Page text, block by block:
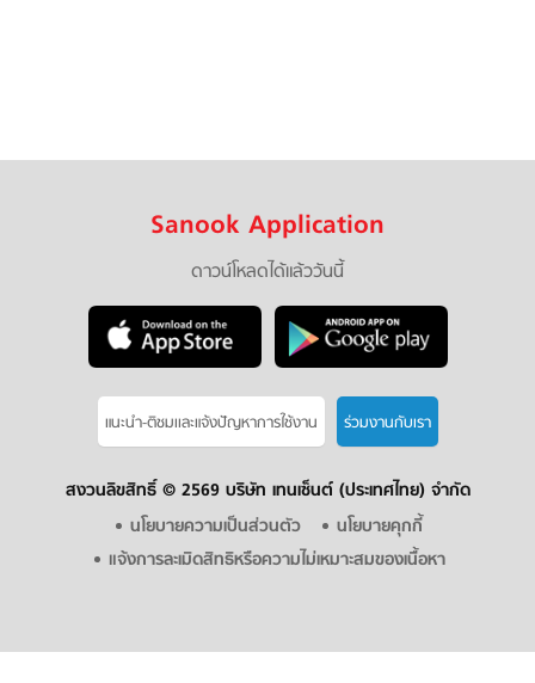
Sanook Application
ดาวน์โหลดได้แล้ววันนี้
แนะนำ-ติชมเเละแจ้งปัญหาการใช้งาน ร่วมงานกับเรา
สงวนลิขสิทธิ์ © 2569 บริษัท เทนเซ็นต์ (ประเทศไทย) จำกัด
นโยบายความเป็นส่วนตัว
นโยบายคุกกี้
แจ้งการละเมิดสิทธิหรือความไม่เหมาะสมของเนื้อหา